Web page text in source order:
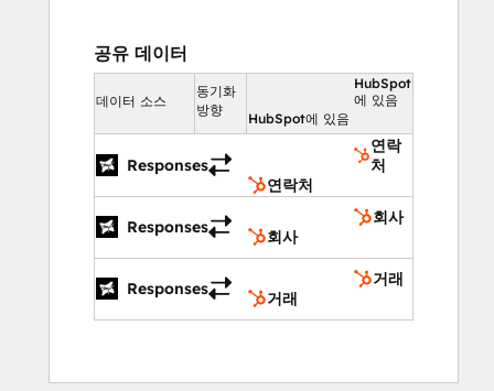
공유 데이터
데이터 소스
동기화
방향
HubSpot
에 있음
HubSpot에 있음
Responses
연락
처
연락처
Responses
회사
회사
Responses
거래
거래